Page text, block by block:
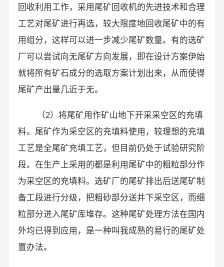
回收利用工作，采用尾矿回收机的先进技术和合理
工艺对尾矿进行再选，较大限度地回收尾矿中的有
用组分，这样可以进一步减少尾矿数量。有的选矿
厂可以尝试向无尾矿方向发展，即在设计方案伊始
就将所有矿石成分的选取方案计划出来，从而使得
尾矿产出量几近于无。
（2）将尾矿用作矿山地下开采采空区的充填
料。尾矿作为采空区的充填料使用，较理想的充填
工艺是全尾矿充填工艺，但目前仍处于试验研究阶
段。在生产上采用的都是利用尾矿中的粗粒部分作
为采空区的充填料。选矿厂的尾矿排出后送尾矿制
备工段进行分级，把粗砂部分送井下采空区，而细
粒部分进入尾矿库堆存。这种尾矿处理方法在国内
外均已得到应用，是一种叫我成熟的易行的尾矿处
置办法。